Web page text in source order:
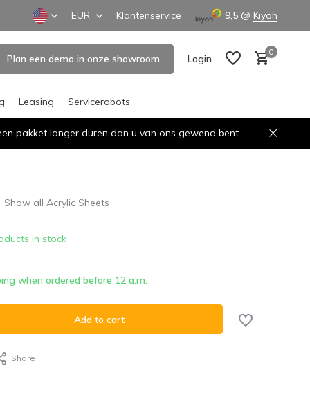
EUR Klantenservice 9,5 @ Kiyoh
Plan een demo in onze showroom Login
0
Leasing Servicerobots
pakket langer duren dan u van ons gewend bent.
Show all Acrylic Sheets
in stock
when ordered before 12 a.m.
Add to cart
Share